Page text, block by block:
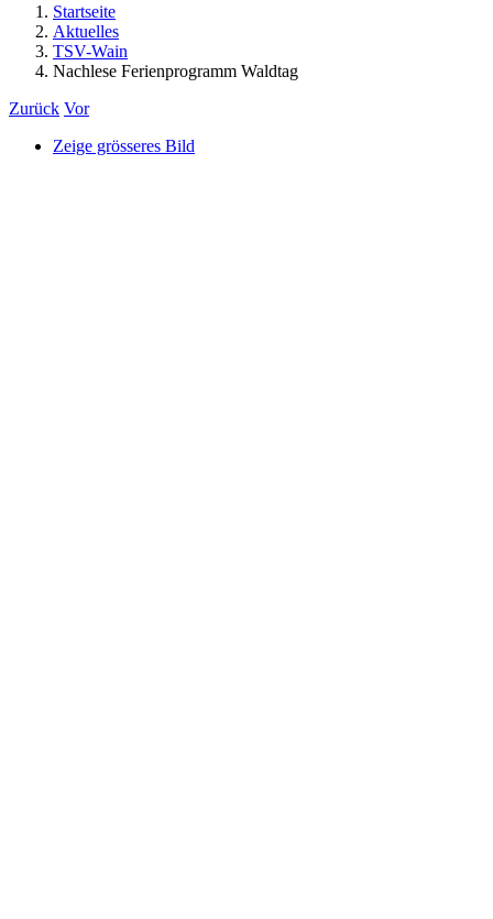
Startseite
Aktuelles
TSV-Wain
Nachlese Ferienprogramm Waldtag
Zurück Vor
Zeige grösseres Bild